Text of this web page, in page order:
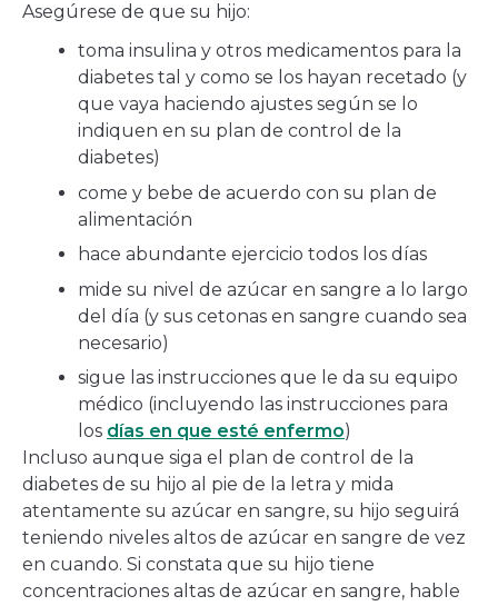
Asegúrese de que su hijo:
toma insulina y otros medicamentos para la
diabetes tal y como se los hayan recetado (y
que vaya haciendo ajustes según se lo
indiquen en su plan de control de la
diabetes)
come y bebe de acuerdo con su plan de
alimentación
hace abundante ejercicio todos los días
mide su nivel de azúcar en sangre a lo largo
del día (y sus cetonas en sangre cuando sea
necesario)
sigue las instrucciones que le da su equipo
médico (incluyendo las instrucciones para
los días en que esté enfermo)
Incluso aunque siga el plan de control de la
diabetes de su hijo al pie de la letra y mida
atentamente su azúcar en sangre, su hijo seguirá
teniendo niveles altos de azúcar en sangre de vez
en cuando. Si constata que su hijo tiene
concentraciones altas de azúcar en sangre, hable